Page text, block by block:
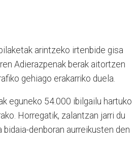
arintzeko irtenbide gisa
Adierazpenak berak aitortzen
gehiago erakarriko duela.
eguneko 54.000 ibilgailu hartuko
Horregatik, zalantzan jarri du
denboran aurreikusten den